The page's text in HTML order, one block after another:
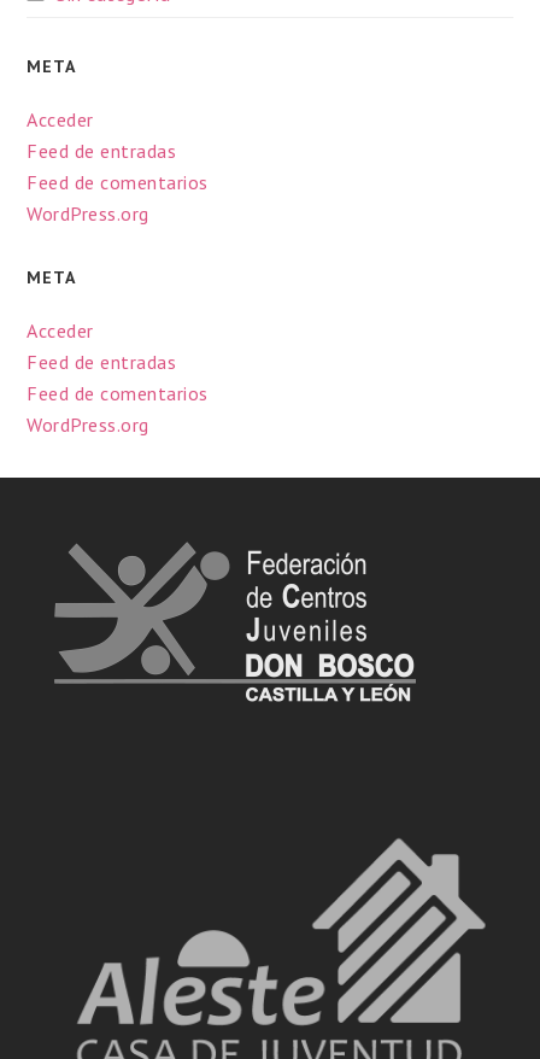
META
Acceder
Feed de entradas
Feed de comentarios
WordPress.org
META
Acceder
Feed de entradas
Feed de comentarios
WordPress.org